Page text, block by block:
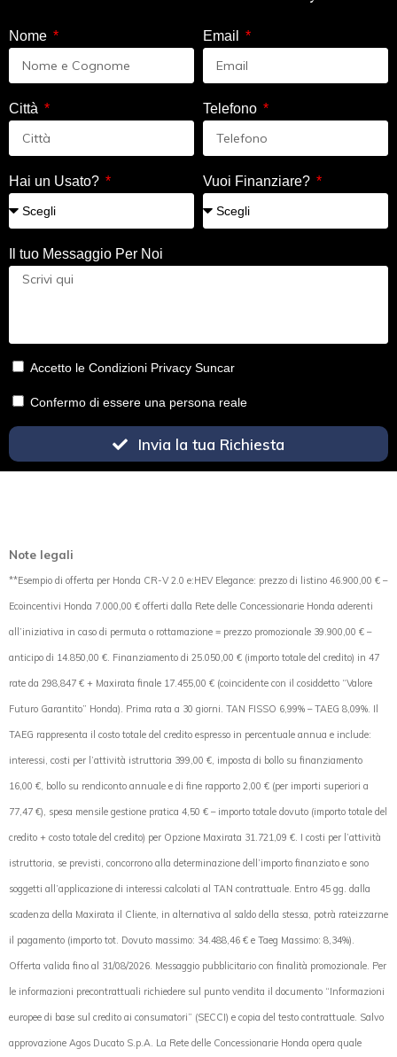
Nome Email
Città Telefono
Hai un Usato? Vuoi Finanziare?
Il tuo Messaggio Per Noi
Accetto le Condizioni Privacy Suncar
Confermo di essere una persona reale
Invia la tua Richiesta
Note legali
**Esempio di offerta per Honda CR-V 2.0 e:HEV Elegance: prezzo di listino 46.900,00 € –
Ecoincentivi Honda 7.000,00 € offerti dalla Rete delle Concessionarie Honda aderenti
all’iniziativa in caso di permuta o rottamazione = prezzo promozionale 39.900,00 € –
anticipo di 14.850,00 €. Finanziamento di 25.050,00 € (importo totale del credito) in 47
rate da 298,847 € + Maxirata finale 17.455,00 € (coincidente con il cosiddetto “Valore
Futuro Garantito” Honda). Prima rata a 30 giorni. TAN FISSO 6,99% – TAEG 8,09%. Il
TAEG rappresenta il costo totale del credito espresso in percentuale annua e include:
interessi, costi per l’attività istruttoria 399,00 €, imposta di bollo su finanziamento
16,00 €, bollo su rendiconto annuale e di fine rapporto 2,00 € (per importi superiori a
77,47 €), spesa mensile gestione pratica 4,50 € – importo totale dovuto (importo totale del
credito + costo totale del credito) per Opzione Maxirata 31.721,09 €. I costi per l’attività
istruttoria, se previsti, concorrono alla determinazione dell’importo finanziato e sono
soggetti all’applicazione di interessi calcolati al TAN contrattuale. Entro 45 gg. dalla
scadenza della Maxirata il Cliente, in alternativa al saldo della stessa, potrà rateizzarne
il pagamento (importo tot. Dovuto massimo: 34.488,46 € e Taeg Massimo: 8,34%).
Offerta valida fino al 31/08/2026. Messaggio pubblicitario con finalità promozionale. Per
le informazioni precontrattuali richiedere sul punto vendita il documento “Informazioni
europee di base sul credito ai consumatori” (SECCI) e copia del testo contrattuale. Salvo
approvazione Agos Ducato S.p.A. La Rete delle Concessionarie Honda opera quale